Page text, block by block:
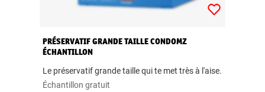
PRÉSERVATIF GRANDE TAILLE CONDOMZ
ÉCHANTILLON
Le préservatif grande taille qui te met très à l'aise.
Échantillon gratuit